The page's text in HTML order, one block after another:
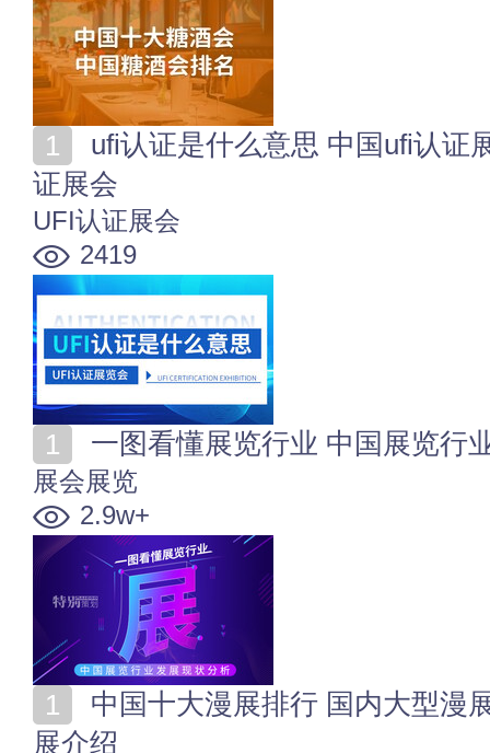
证展会
UFI认证展会
2419
一图看懂展览行业 中国展览行
展会展览
2.9w+
展介绍